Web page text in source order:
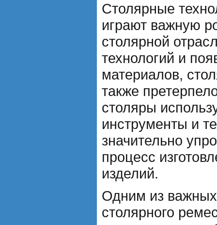
Столярные
играют важную
столярной
технологий и
материалов,
также
столяры
инструменты и
значительно
процесс
изделий.
Одним из
столярного